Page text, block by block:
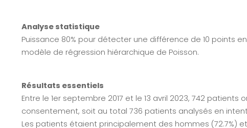
Analyse statistique
Puissance 80% pour détecter une différence de 10 points
modèle de régression hiérarchique de Poisson.
Résultats essentiels
Entre le 1er septembre 2017 et le 13 avril 2023, 742
consentement, soit au total 736 patients analysés en
Les patients étaient principalement des hommes (72.7%)